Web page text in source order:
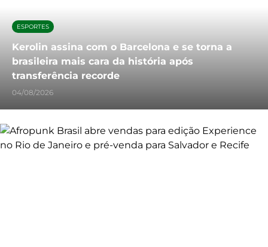
ESPORTES
Kerolin assina com o Barcelona e se torna a
brasileira mais cara da história após
transferência recorde
04/08/2026